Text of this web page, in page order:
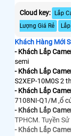
Cloud key: Lắp
Lượng Giá Rẻ
Khách Hàng Mới
- Khách Lắp
semi
- Khách Lắp
S2XEP-10M0S 2
- Khách Lắp
7108NI-Q1/M ,ổ
- Khách Lắp
TPHCM. Tuyền
- Khách Lắp